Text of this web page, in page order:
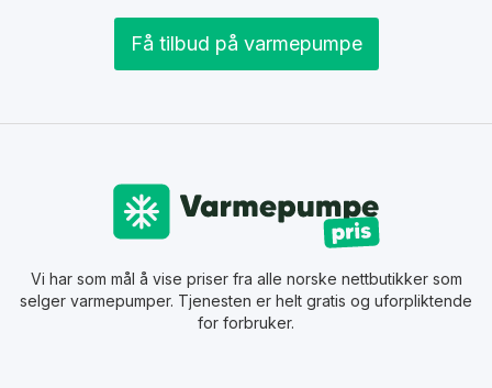
Få tilbud på varmepumpe
Vi har som mål å vise priser fra alle norske nettbutikker som
selger varmepumper. Tjenesten er helt gratis og uforpliktende
for forbruker.